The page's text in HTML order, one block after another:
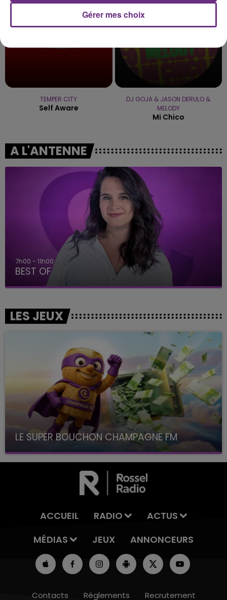
TEMPER CITY
Self Aware
DJ GOJA & JASON DERULO &
MELODY
Mi Chico
A L'ANTENNE
7h00 - 11h00
BEST OF
LES JEUX
LE SUPER BOUCHON CHAMPAGNE FM
avec La Famille Champagne FM, à 8H10
ACCUEIL RADIO
ACTUS
MÉDIAS
JEUX ANNONCEURS
Contacts Règlements Recrutement
Gérer mes choix